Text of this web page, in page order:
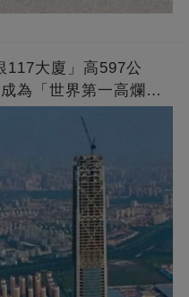
117大廈」高597公
為「世界第一高爛尾